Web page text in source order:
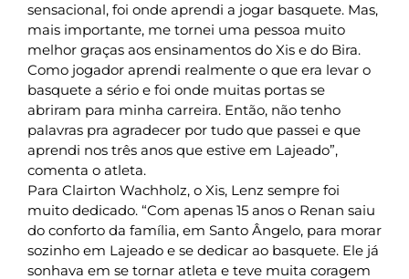
sensacional, foi onde aprendi a jogar basquete. Mas,
mais importante, me tornei uma pessoa muito
melhor graças aos ensinamentos do Xis e do Bira.
Como jogador aprendi realmente o que era levar o
basquete a sério e foi onde muitas portas se
abriram para minha carreira. Então, não tenho
palavras pra agradecer por tudo que passei e que
aprendi nos três anos que estive em Lajeado”,
comenta o atleta.
Para Clairton Wachholz, o Xis, Lenz sempre foi
muito dedicado. “Com apenas 15 anos o Renan saiu
do conforto da família, em Santo Ângelo, para morar
sozinho em Lajeado e se dedicar ao basquete. Ele já
sonhava em se tornar atleta e teve muita coragem